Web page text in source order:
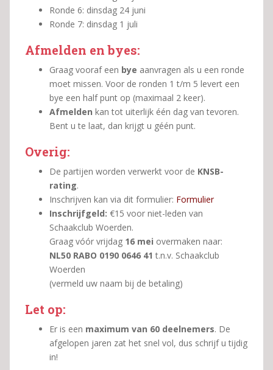
Ronde 6: dinsdag 24 juni
Ronde 7: dinsdag 1 juli
Afmelden en byes:
Graag vooraf een bye aanvragen als u een ronde
moet missen. Voor de ronden 1 t/m 5 levert een
bye een half punt op (maximaal 2 keer).
Afmelden kan tot uiterlijk één dag van tevoren.
Bent u te laat, dan krijgt u géén punt.
Overig:
De partijen worden verwerkt voor de KNSB-
rating.
Inschrijven kan via dit formulier: Formulier
Inschrijfgeld: €15 voor niet-leden van
Schaakclub Woerden.
Graag vóór vrijdag 16 mei overmaken naar:
NL50 RABO 0190 0646 41 t.n.v. Schaakclub
Woerden
(vermeld uw naam bij de betaling)
Let op:
Er is een maximum van 60 deelnemers. De
afgelopen jaren zat het snel vol, dus schrijf u tijdig
in!